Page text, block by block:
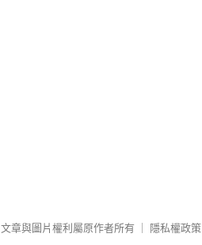
文章與圖片權利屬原作者所有 隱私權政策